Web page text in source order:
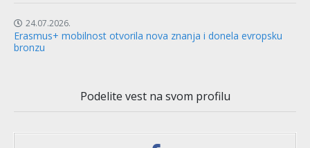
24.07.2026.
Erasmus+ mobilnost otvorila nova znanja i donela evropsku
bronzu
Podelite vest na svom profilu